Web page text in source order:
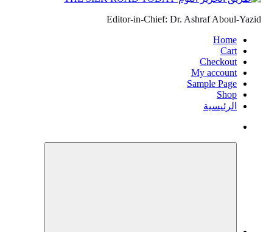
Editor-in-Chief: Dr. Ashraf Aboul-Yazid
Home
Cart
Checkout
My account
Sample Page
Shop
الرئيسية